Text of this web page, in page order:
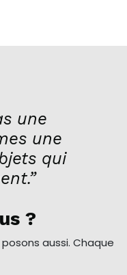
une
une
qui
?
aussi. Chaque